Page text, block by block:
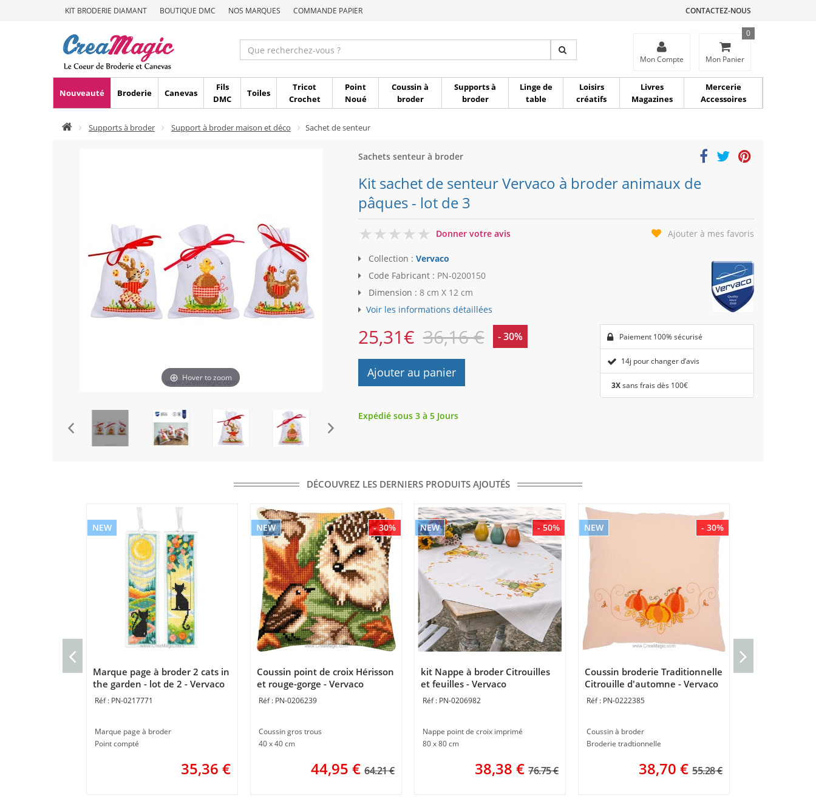
KIT BRODERIE DIAMANT BOUTIQUE DMC NOS MARQUES COMMANDE PAPIER CONTACTEZ-NOUS
Mon Compte Mon Panier
0
Nouveauté Broderie Canevas
Fils
DMC
Toiles
Tricot
Crochet
Point
Noué
Coussin à
broder
Supports à
broder
Linge de
table
Loisirs
créatifs
Livres
Magazines
Mercerie
Accessoires
Supports à broder Support à broder maison et déco Sachet de senteur
Hover to zoom
Sachets senteur à broder
Kit sachet de senteur Vervaco à broder animaux de
pâques - lot de 3
0
Donner votre avis Ajouter à mes favoris
Collection : Vervaco
Code Fabricant : PN-0200150
Dimension : 8 cm X 12 cm
Voir les informations détaillées
25,31€ 36,16 € - 30%
Ajouter au panier
Paiement 100% sécurisé
14j pour changer d’avis
3Xsans frais dès 100€
Expédié sous 3 à 5 Jours
DÉCOUVREZ LES DERNIERS PRODUITS AJOUTÉS
NEW
Marque page à broder 2 cats in
the garden - lot de 2 - Vervaco
PN-0217771
Marque page à broder
Point compté
35,36 €
- 30%
NEW
Coussin point de croix Hérisson
et rouge-gorge - Vervaco
PN-0206239
Coussin gros trous
40 x 40 cm
44,95 € 64.21 €
- 50%
NEW
kit Nappe à broder Citrouilles
et feuilles - Vervaco
PN-0206982
Nappe point de croix imprimé
80 x 80 cm
38,38 € 76.75 €
- 30%
NEW
Coussin broderie Traditionnelle
Citrouille d'automne - Vervaco
PN-0222385
Coussin à broder
Broderie tradtionnelle
38,70 € 55.28 €